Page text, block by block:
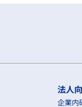
法人
企業内